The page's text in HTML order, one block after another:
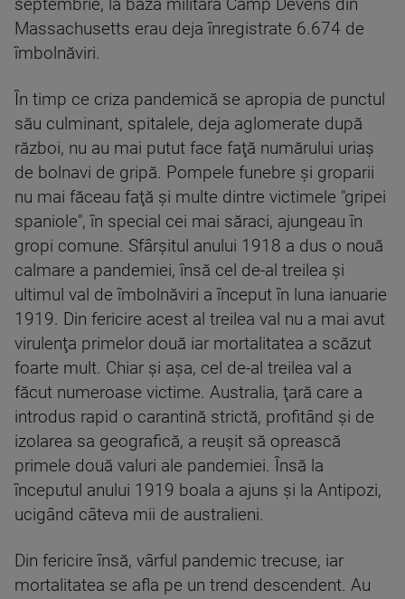
septembrie, la baza militară Camp Devens din
Massachusetts erau deja înregistrate 6.674 de
îmbolnăviri.
În timp ce criza pandemică se apropia de punctul
său culminant, spitalele, deja aglomerate după
război, nu au mai putut face faţă numărului uriaş
de bolnavi de gripă. Pompele funebre şi groparii
nu mai făceau faţă şi multe dintre victimele "gripei
spaniole", în special cei mai săraci, ajungeau în
gropi comune. Sfârşitul anului 1918 a dus o nouă
calmare a pandemiei, însă cel de-al treilea şi
ultimul val de îmbolnăviri a început în luna ianuarie
1919. Din fericire acest al treilea val nu a mai avut
virulenţa primelor două iar mortalitatea a scăzut
foarte mult. Chiar şi aşa, cel de-al treilea val a
făcut numeroase victime. Australia, ţară care a
introdus rapid o carantină strictă, profitând şi de
izolarea sa geografică, a reuşit să oprească
primele două valuri ale pandemiei. Însă la
începutul anului 1919 boala a ajuns şi la Antipozi,
ucigând câteva mii de australieni.
Din fericire însă, vârful pandemic trecuse, iar
mortalitatea se afla pe un trend descendent. Au